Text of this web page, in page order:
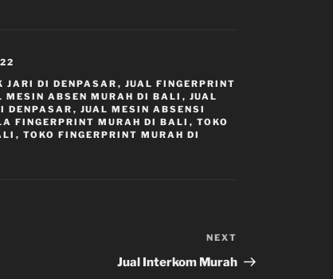
JARI DI DENPASAR , JUAL FINGERPRINT
MESIN ABSEN MURAH DI BALI , JUAL
DENPASAR , JUAL MESIN ABSENSI
FINGERPRINT MURAH DI BALI , TOKO
, TOKO FINGERPRINT MURAH DI
Post
NEXT
Jual Interkom Murah